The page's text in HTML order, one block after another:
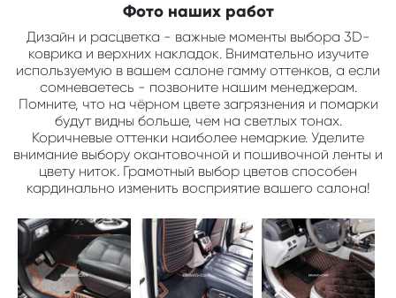
Фото наших работ
Дизайн и расцветка - важные моменты выбора 3D-
коврика и верхних накладок. Внимательно изучите
используемую в вашем салоне гамму оттенков, а если
сомневаетесь - позвоните нашим менеджерам.
Помните, что на чёрном цвете загрязнения и помарки
будут видны больше, чем на светлых тонах.
Коричневые оттенки наиболее немаркие. Уделите
внимание выбору окантовочной и пошивочной ленты и
цвету ниток. Грамотный выбор цветов способен
кардинально изменить восприятие вашего салона!